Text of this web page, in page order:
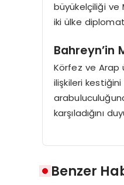
büyükelçiliği ve
iki ülke
Bahreyn’in
Körfez ve Arap
ilişkileri kestiğini
karşıladığını
Benzer